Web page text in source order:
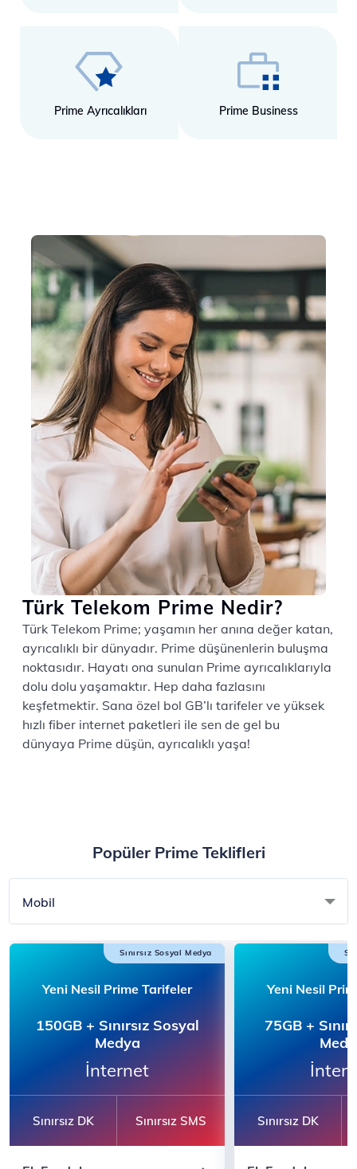
Prime Ayrıcalıkları Prime Business
Türk Telekom Prime Nedir?
Türk Telekom Prime; yaşamın her anına değer katan,
ayrıcalıklı bir dünyadır. Prime düşünenlerin buluşma
noktasıdır. Hayatı ona sunulan Prime ayrıcalıklarıyla
dolu dolu yaşamaktır. Hep daha fazlasını
keşfetmektir. Sana özel bol GB’lı tarifeler ve yüksek
hızlı fiber internet paketleri ile sen de gel bu
dünyaya Prime düşün, ayrıcalıklı yaşa!
Popüler Prime Teklifleri
Mobil
Sınırsız Sosyal Medya
Yeni Nesil Prime Tarifeler
150GB + Sınırsız Sosyal
Medya
İnternet
Sınırsız DK Sınırsız SMS
Yeni Nesil
75GB +
Sınırsız DK